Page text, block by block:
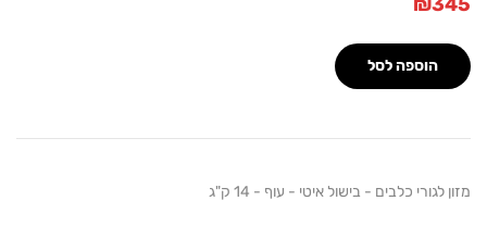
הוספה לסל
כלבים - בישול איטי - עוף - 14 ק"ג